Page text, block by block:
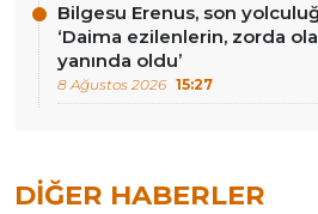
Bilgesu Erenus, son
‘Daima ezilenlerin, zorda
yanında oldu’
8 Ağustos 2026 15:27
DIĞER HABERLER